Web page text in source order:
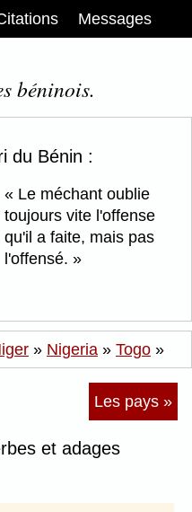
Messages
béninois.
du Bénin :
Le méchant oublie
toujours vite l'offense
qu'il a faite, mais pas
l'offensé.
» Nigeria » Togo »
Les pays »
et adages